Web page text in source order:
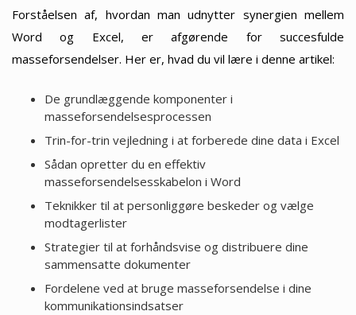
Forståelsen af, hvordan man udnytter synergien mellem
Word og Excel, er afgørende for succesfulde
masseforsendelser. Her er, hvad du vil lære i denne artikel:
De grundlæggende komponenter i
masseforsendelsesprocessen
Trin-for-trin vejledning i at forberede dine data i Excel
Sådan opretter du en effektiv
masseforsendelsesskabelon i Word
Teknikker til at personliggøre beskeder og vælge
modtagerlister
Strategier til at forhåndsvise og distribuere dine
sammensatte dokumenter
Fordelene ved at bruge masseforsendelse i dine
kommunikationsindsatser